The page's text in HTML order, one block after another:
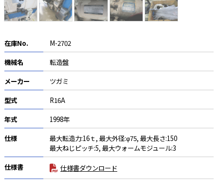
在庫No.
M-2702
機械名
転造盤
メーカー
ツガミ
型式
R16A
年式
1998年
仕様
最大転造力:16ｔ, 最大外径:φ75, 最大長さ:150
最大ねじピッチ:5, 最大ウォームモジュール:3
仕様書
仕様書ダウンロード